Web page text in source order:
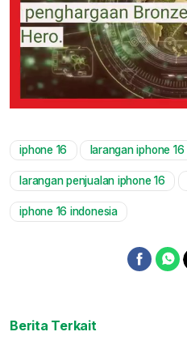
iphone 16 larangan iphone 16
larangan penjualan iphone 16
iphone 16 indonesia
Berita Terkait